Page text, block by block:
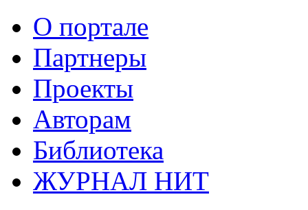
О портале
Партнеры
Проекты
Авторам
Библиотека
ЖУРНАЛ НИТ